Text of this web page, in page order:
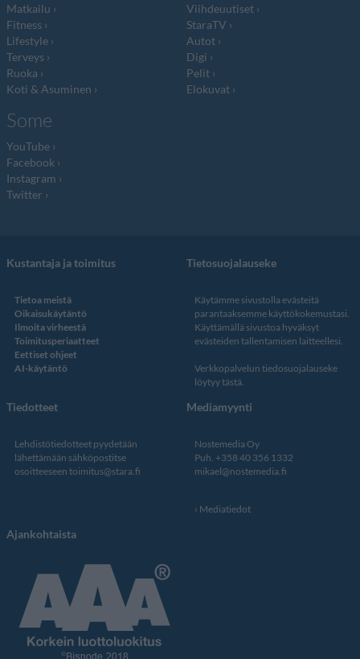
Matkailu
Fitness
Lifestyle
Terveys
Ruoka
Koti & Asuminen
Viihdeuutiset
StaraTV
Autot
Digi
Pelit
Elokuvat
Some
YouTube
Facebook
Instagram
Twitter
Kustantaja ja toimitus
Tietoa meistä
Oikaisukäytäntö
Ilmoita virheestä
Toimitusperiaatteet
Eettiset ohjeet
AI-käytäntö
Tietosuojalauseke
Käytämme sivustolla evästeitä
parantaaksemme käyttökokemustasi.
Käyttämällä sivustoa hyväksyt
evästeiden tallentamisen laitteellesi.
Verkkopalvelun tiedosuojalauseke
löytyy tästä.
Tiedotteet
Lehdistötiedotteet pyydetään
lähettämään sähköpostitse
osoitteeseen toimitus@stara.fi
Mediamyynti
Nostemedia Oy
Puh. +358 40 356 1332
mikael@nostemedia.fi
Mediatiedot
Ajankohtaista